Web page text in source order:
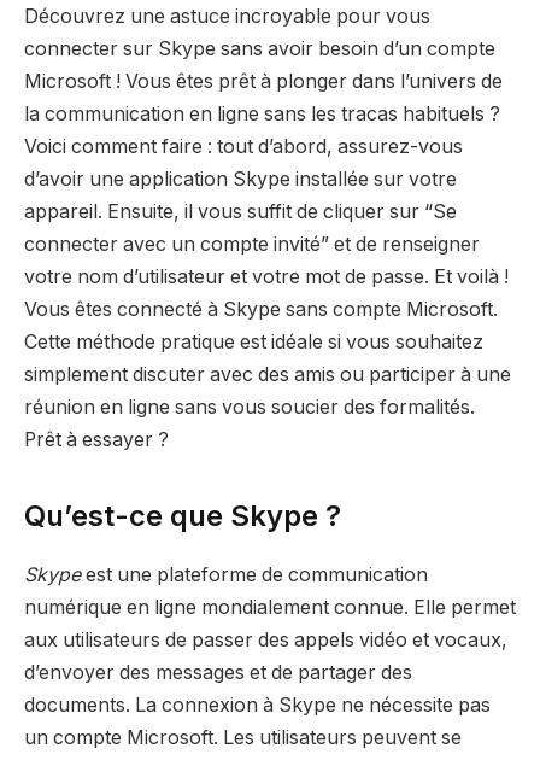
Découvrez une astuce incroyable pour vous
connecter sur Skype sans avoir besoin d’un compte
Microsoft ! Vous êtes prêt à plonger dans l’univers de
la communication en ligne sans les tracas habituels ?
Voici comment faire : tout d’abord, assurez-vous
d’avoir une application Skype installée sur votre
appareil. Ensuite, il vous suffit de cliquer sur “Se
connecter avec un compte invité” et de renseigner
votre nom d’utilisateur et votre mot de passe. Et voilà !
Vous êtes connecté à Skype sans compte Microsoft.
Cette méthode pratique est idéale si vous souhaitez
simplement discuter avec des amis ou participer à une
réunion en ligne sans vous soucier des formalités.
Prêt à essayer ?
Qu’est-ce que Skype ?
Skypeest une plateforme de communication
numérique en ligne mondialement connue. Elle permet
aux utilisateurs de passer des appels vidéo et vocaux,
d’envoyer des messages et de partager des
documents. La connexion à Skype ne nécessite pas
un compte Microsoft. Les utilisateurs peuvent se